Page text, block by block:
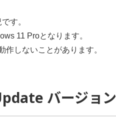
す。
11 Proとなります。
しないことがあります。
バージョ